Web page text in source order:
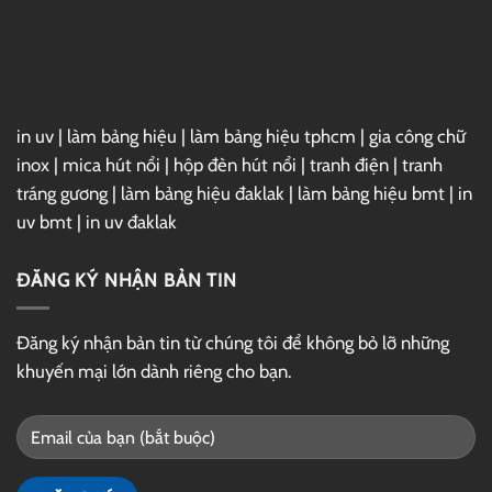
in uv | làm bảng hiệu | làm bảng hiệu tphcm | gia công chữ
inox | mica hút nổi | hộp đèn hút nổi | tranh điện | tranh
tráng gương | làm bảng hiệu đaklak | làm bảng hiệu bmt | in
uv bmt | in uv đaklak
ĐĂNG KÝ NHẬN BẢN TIN
Đăng ký nhận bản tin từ chúng tôi để không bỏ lỡ những
khuyến mại lớn dành riêng cho bạn.